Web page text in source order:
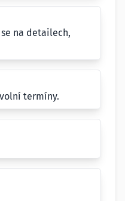
na detailech,
termíny.